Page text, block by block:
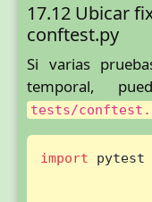
17.12 Ubicar
conftest.py
Si varias
temporal,
tests/
import pytest